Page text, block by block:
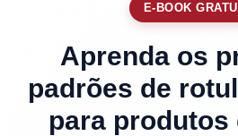
E-BOOK
Aprenda os
padrões de
para